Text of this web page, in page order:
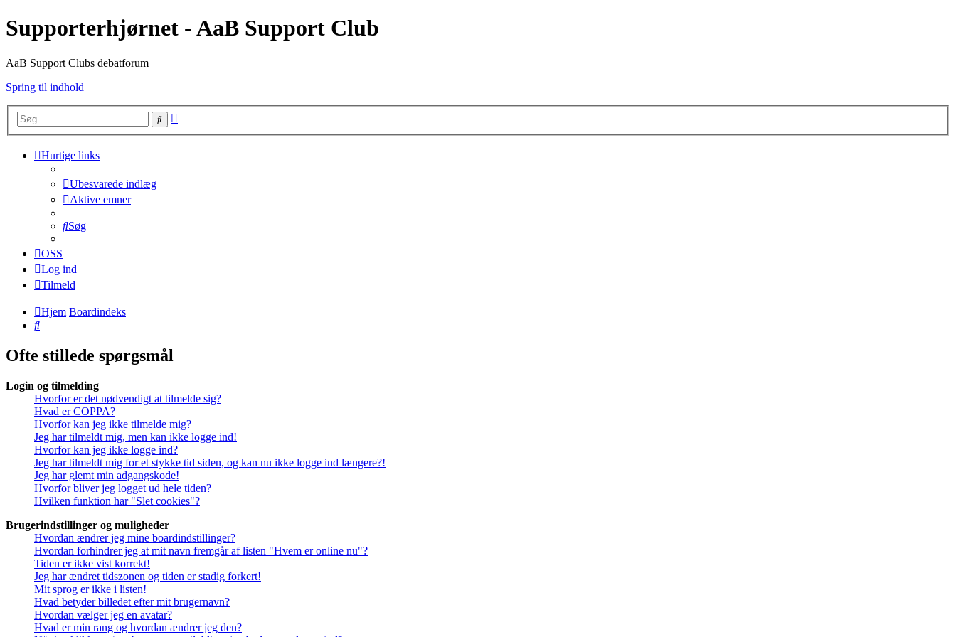
Supporterhjørnet - AaB Support Club
AaB Support Clubs debatforum
Spring til indhold
Søg
Hurtige links
Ubesvarede indlæg
Aktive emner
Søg
OSS
Log ind
Tilmeld
Hjem Boardindeks
Søg
Ofte stillede spørgsmål
Login og tilmelding
Hvorfor er det nødvendigt at tilmelde sig?
Hvad er COPPA?
Hvorfor kan jeg ikke tilmelde mig?
Jeg har tilmeldt mig, men kan ikke logge ind!
Hvorfor kan jeg ikke logge ind?
Jeg har tilmeldt mig for et stykke tid siden, og kan nu ikke logge ind længere?!
Jeg har glemt min adgangskode!
Hvorfor bliver jeg logget ud hele tiden?
Hvilken funktion har "Slet cookies"?
Brugerindstillinger og muligheder
Hvordan ændrer jeg mine boardindstillinger?
Hvordan forhindrer jeg at mit navn fremgår af listen "Hvem er online nu"?
Tiden er ikke vist korrekt!
Jeg har ændret tidszonen og tiden er stadig forkert!
Mit sprog er ikke i listen!
Hvad betyder billedet efter mit brugernavn?
Hvordan vælger jeg en avatar?
Hvad er min rang og hvordan ændrer jeg den?